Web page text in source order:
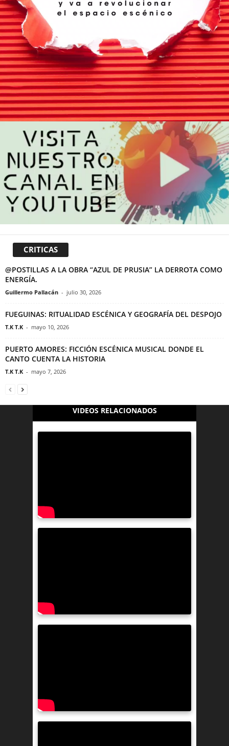
CRITICAS
@POSTILLAS A LA OBRA “AZUL DE PRUSIA” LA DERROTA COMO
ENERGÍA.
Guillermo Pallacán - julio 30, 2026
FUEGUINAS: RITUALIDAD ESCÉNICA Y GEOGRAFÍA DEL DESPOJO
T.K T.K - mayo 10, 2026
PUERTO AMORES: FICCIÓN ESCÉNICA MUSICAL DONDE EL
CANTO CUENTA LA HISTORIA
T.K T.K - mayo 7, 2026
VIDEOS RELACIONADOS